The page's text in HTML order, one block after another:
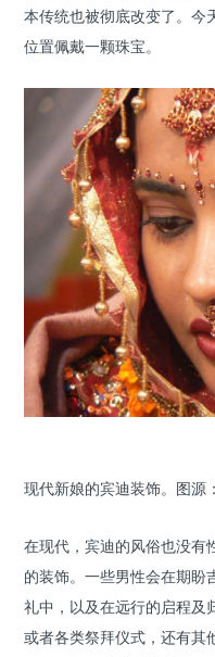
本传统也被彻底改变了。今
位置佩戴一颗珠宝。
现代新娘的宾迪装饰。图源
在现代，宾迪的风俗也没有
的装饰。一些男性会在期盼
礼中，以及在远行的启程及
或者各类祭拜仪式，还有其